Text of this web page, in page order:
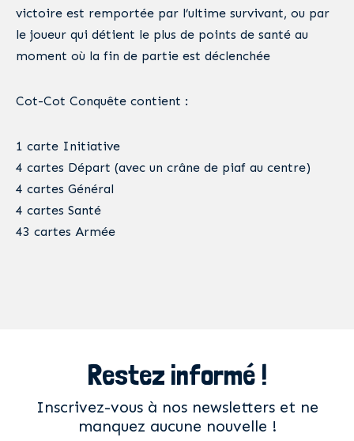
victoire est remportée par l’ultime survivant, ou par
le joueur qui détient le plus de points de santé au
moment où la fin de partie est déclenchée
Cot-Cot Conquête contient :
1 carte Initiative
4 cartes Départ (avec un crâne de piaf au centre)
4 cartes Général
4 cartes Santé
43 cartes Armée
Restez informé !
Inscrivez-vous à nos newsletters et ne
manquez aucune nouvelle !